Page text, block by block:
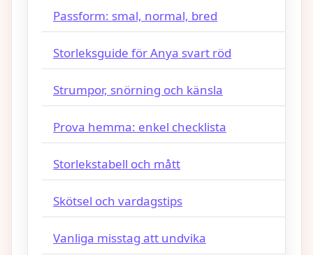
Passform: smal, normal, bred
Storleksguide för Anya svart röd
Strumpor, snörning och känsla
Prova hemma: enkel checklista
Storlekstabell och mått
Skötsel och vardagstips
Vanliga misstag att undvika